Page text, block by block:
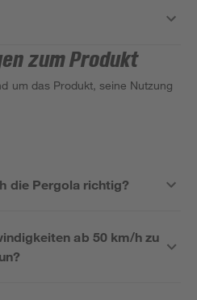
zum Produkt
um das Produkt, seine Nutzung
die Pergola richtig?
ab 50 km/h zu